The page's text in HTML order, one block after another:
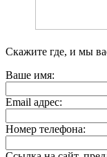
Скажите где, и мы
Ваше имя:
Email адрес:
Номер телефона: